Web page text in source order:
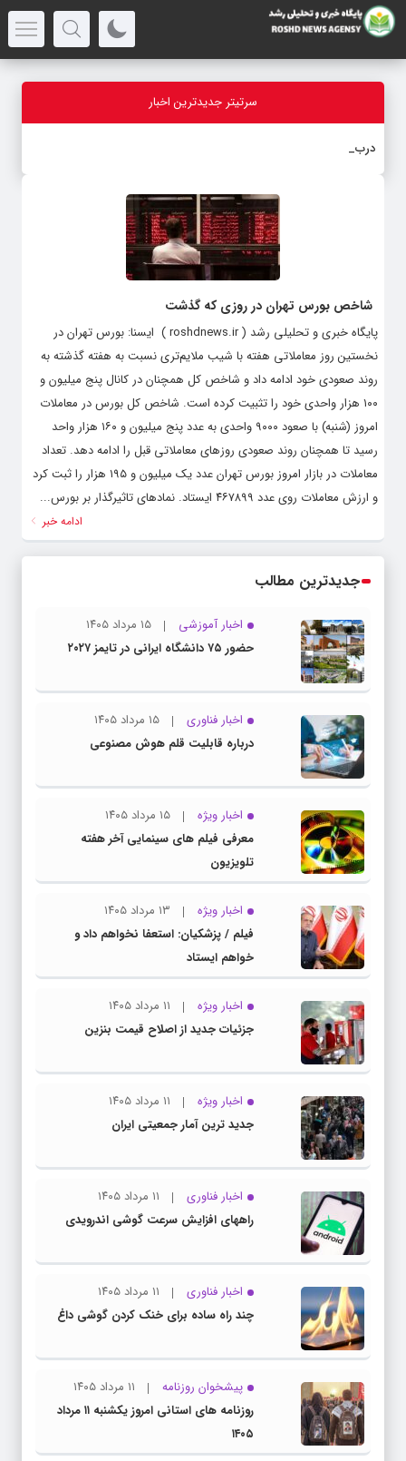
سرتیتر جدیدترین اخبار
درباره ق
شاخص بورس تهران در روزی که گذشت
پایگاه خبری و تحلیلی رشد ( roshdnews.ir ) ایسنا: بورس تهران در
نخستین روز معاملاتی هفته با شیب ملایم‌تری نسبت به هفته گذشته به
روند صعودی خود ادامه داد و شاخص کل همچنان در کانال پنج میلیون و
۱۰۰ هزار واحدی خود را تثبیت کرده است. شاخص کل بورس در معاملات
امروز (شنبه) با صعود ۹۰۰۰ واحدی به عدد پنج میلیون و ۱۶۰ هزار واحد
رسید تا همچنان روند صعودی روزهای معاملاتی قبل را ادامه دهد. تعداد
معاملات در بازار امروز بورس تهران عدد یک میلیون و ۱۹۵ هزار را ثبت کرد
و ارزش معاملات روی عدد ۴۶۷۸۹۹ ایستاد. نمادهای تاثیرگذار بر بورس...
ادامه خبر
جدیدترین مطالب
اخبار آموزشی
۱۵ مرداد ۱۴۰۵
حضور ۷۵ دانشگاه ایرانی در تایمز ۲۰۲۷
اخبار فناوری
۱۵ مرداد ۱۴۰۵
درباره قابلیت قلم هوش مصنوعی
اخبار ویژه
۱۵ مرداد ۱۴۰۵
معرفی فیلم های سینمایی آخر هفته
تلویزیون
اخبار ویژه
۱۳ مرداد ۱۴۰۵
فیلم / پزشکیان: استعفا نخواهم داد و
خواهم ایستاد
اخبار ویژه
۱۱ مرداد ۱۴۰۵
جزئیات جدید از اصلاح قیمت بنزین
اخبار ویژه
۱۱ مرداد ۱۴۰۵
جدید ترین آمار جمعیتی ایران
اخبار فناوری
۱۱ مرداد ۱۴۰۵
راههای افزایش سرعت گوشی اندرویدی
اخبار فناوری
۱۱ مرداد ۱۴۰۵
چند راه‌ ساده برای خنک کردن گوشی داغ
پیشخوان روزنامه
۱۱ مرداد ۱۴۰۵
روزنامه های استانی امروز یکشنبه ۱۱ مرداد
۱۴۰۵